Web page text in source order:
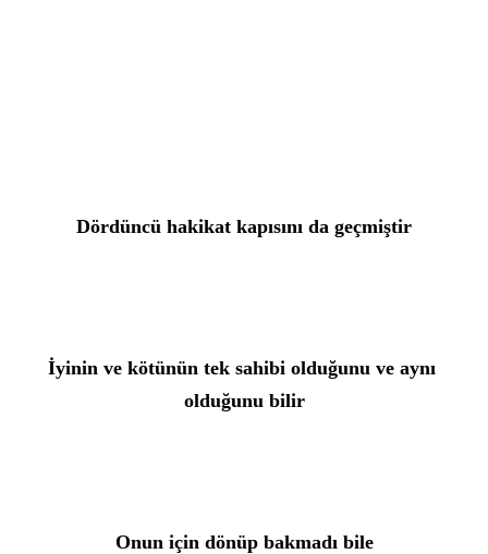
Dördüncü hakikat kapısını da geçmiştir
İyinin ve kötünün tek sahibi olduğunu ve aynı
olduğunu bilir
Onun için dönüp bakmadı bile